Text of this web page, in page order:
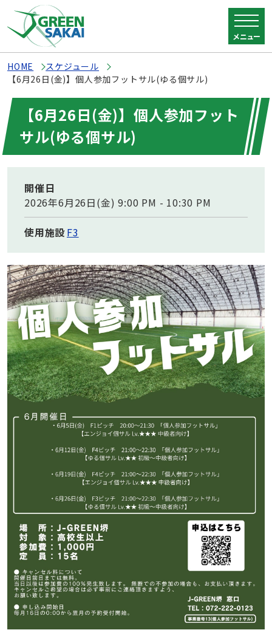
メニュー
HOME
スケジュール
【6月26日(金)】個人参加フットサル(ゆる個サル)
【6月26日(金)】個人参加フット
サル(ゆる個サル)
開催日
2026年6月26日(金) 9:00 PM - 10:30 PM
使用施設F3